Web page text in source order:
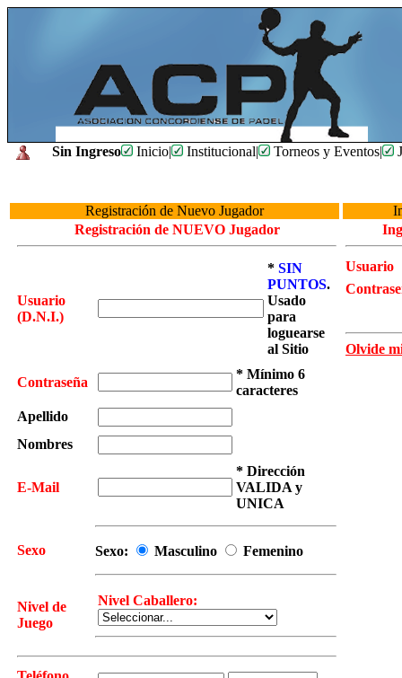
Sin Ingreso Inicio| Institucional| Torneos y Eventos|
Registración de Nuevo Jugador
Registración de NUEVO Jugador
Usuario
(D.N.I.)
* SIN
PUNTOS.
Usado
para
loguearse
al Sitio
Contraseña
* Mínimo 6
caracteres
Apellido
Nombres
E-Mail
* Dirección
VALIDA y
UNICA
Sexo Sexo: Masculino Femenino
Nivel de
Juego
Nivel Caballero:
Usuario
Olvide